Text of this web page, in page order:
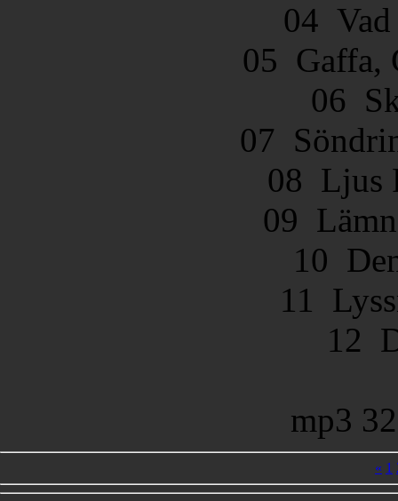
04
05 Gaffa,
06
07
08 Ljus
09
10
11
12
mp3
« 1